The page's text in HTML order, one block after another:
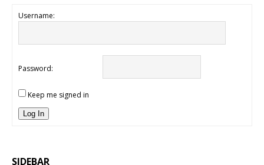
Username:
Password:
Keep me signed in
Log In
SIDEBAR